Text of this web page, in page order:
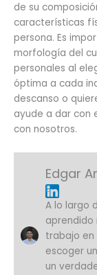
de su
características
persona. Es
morfología del
personales al
óptima a cada
descanso o
ayude a dar con
con nosotros.
Edgar
A lo largo
aprendido
trabajo en
escoger
un